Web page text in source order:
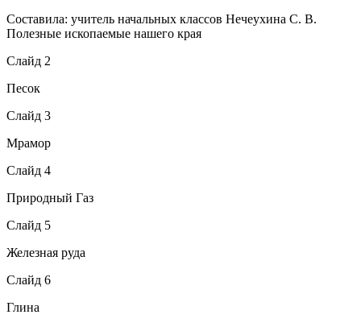
Составила: учитель начальных классов Нечеухина С. В.
Полезные ископаемые нашего края
Слайд 2
Песок
Слайд 3
Мрамор
Слайд 4
Природный Газ
Слайд 5
Железная руда
Слайд 6
Глина